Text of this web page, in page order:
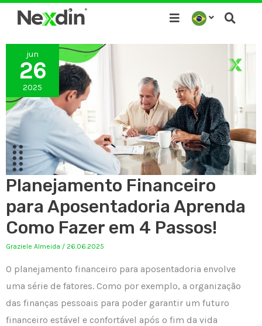
para
conteúdo
jun
26
2025
Planejamento Financeiro
para Aposentadoria Aprenda
Como Fazer em 4 Passos!
Graziele Almeida / 26.06.2025
O planejamento financeiro para aposentadoria envolve
uma série de fatores. Como por exemplo, a organização
das finanças pessoais para poder garantir um futuro
financeiro estável e confortável após o fim da vida